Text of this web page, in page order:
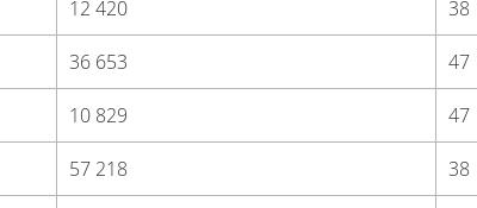
12 420 38
36 653 47
10 829 47
57 218 38